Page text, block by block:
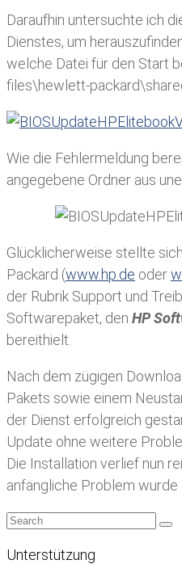
Daraufhin untersuchte ich
Dienstes, um
welche Datei für den Start
files\hewlett-
Wie die Fehlermeldung
angegebene Ordner aus
Glücklicherweise stellte
Packard (www.hp.de oder
der Rubrik Support und
Softwarepaket, den HP
bereithielt.
Nach dem zügigen
Pakets sowie einem
der Dienst erfolgreich
Update ohne weitere
Die Installation verlief nun
anfängliche Problem wurde
Unterstützung